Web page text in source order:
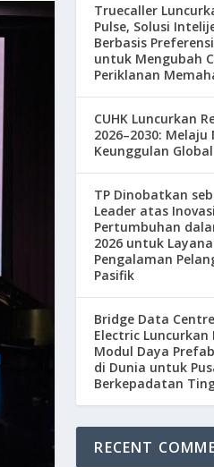
Truecaller
Pulse, Solusi
Berbasis
untuk Mengubah
Periklanan
CUHK Luncurkan
2026–2030: Melaju
Keunggulan Global
TP Dinobatkan
Leader atas
Pertumbuhan
2026 untuk
Pengalaman
Pasifik
Bridge Data
Electric Luncurkan
Modul Daya
di Dunia untuk
Berkepadatan
RECENT